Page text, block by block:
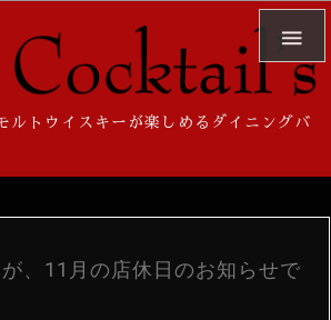

ルトウイスキーが楽しめるダイニングバ
、11月の店休日のお知らせで